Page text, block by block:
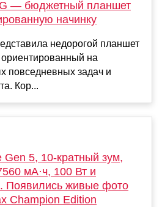
— бюджетный планшет
начинку
недорогой планшет
на
повседневных задач и
Кор...
Gen 5, 10-кратный зум,
мА·ч, 100 Вт и
Появились живые фото
Champion Edition